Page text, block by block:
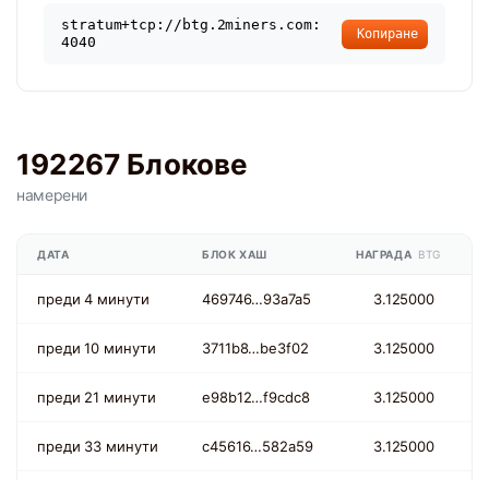
stratum+tcp://btg.2miners.com:
4040
Копиране
192267 Блокове
намерени
ДАТА БЛОК ХАШ НАГРАДА BTG
преди 4 минути 469746…93a7a5 3.125000
преди 10 минути 3711b8…be3f02 3.125000
преди 21 минути e98b12…f9cdc8 3.125000
преди 33 минути c45616…582a59 3.125000